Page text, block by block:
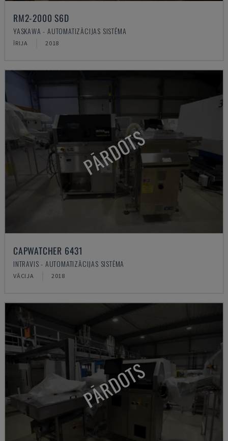
RM2-2000 S6D
YASKAWA - AUTOMATIZĀCIJAS SISTĒMA
ĪRIJA 2018
PĀRDOTS
CAPWATCHER 6431
INTRAVIS - AUTOMATIZĀCIJAS SISTĒMA
VĀCIJA 2018
PĀRDOTS